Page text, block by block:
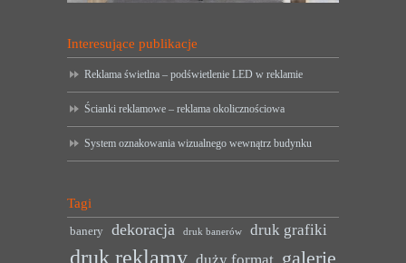
Interesujące publikacje
Reklama świetlna – podświetlenie LED w reklamie
Ścianki reklamowe – reklama okolicznościowa
System oznakowania wizualnego wewnątrz budynku
Tagi
banery dekoracja druk banerów druk grafiki
druk reklamy galerie